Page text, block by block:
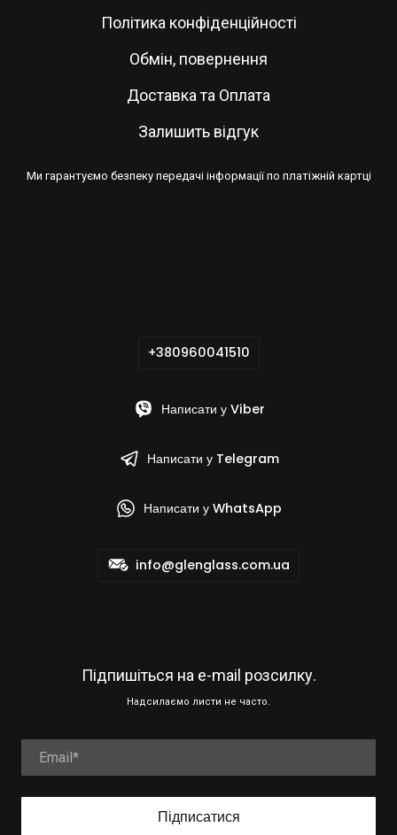
Політика конфіденційності
Обмін, повернення
Доставка та Оплата
Залишить відгук
Ми гарантуємо безпеку передачі інформації по платіжній картці
+380960041510
Написати у Viber
Написати у Telegram
Написати у WhatsApp
info@glenglass.com.ua
Підпишіться на e-mail розсилку.
Надсилаємо листи не часто.
Підписатися